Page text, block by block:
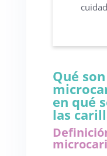
Qué
en qué
las